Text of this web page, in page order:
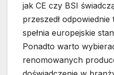
jak CE czy BSI
przeszedł
spełnia europejskie
Ponadto warto
renomowanych